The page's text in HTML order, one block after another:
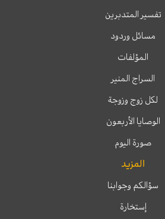
تفسير المتدبرين
مسائل وردود
المؤلفات
السراج المنير
لكل زوج وزوجة
الوصايا الأربعون
صورة اليوم
المزيد
سؤالكم وجوابنا
إستخارة